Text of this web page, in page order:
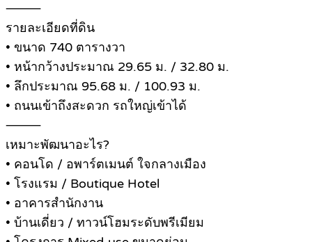
⸻
รายละเอียดที่ดิน
• ขนาด 740 ตารางวา
• หน้ากว้างประมาณ 29.65 ม. / 32.80 ม.
• ลึกประมาณ 95.68 ม. / 100.93 ม.
• ถนนเข้าถึงสะดวก รถใหญ่เข้าได้
⸻
เหมาะพัฒนาอะไร?
• คอนโด / อพาร์ตเมนต์ ใจกลางเมือง
• โรงแรม / Boutique Hotel
• อาคารสำนักงาน
• บ้านเดี่ยว / ทาวน์โฮมระดับพรีเมียม